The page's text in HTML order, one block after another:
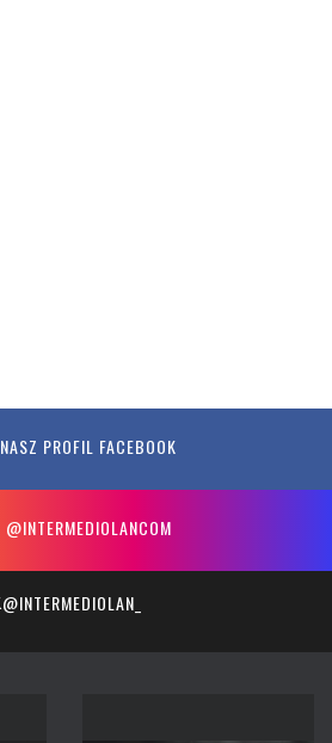
NASZ PROFIL FACEBOOK
@INTERMEDIOLANCOM
@INTERMEDIOLAN_